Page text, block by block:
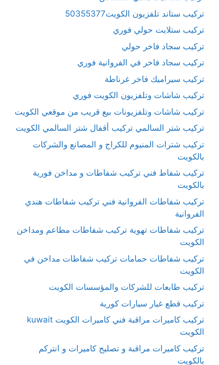
تركيب ستاند تلفزيون الكويت50355377
تركيب ستلايت حولي فوري
تركيب سجاد فاخر حولي
تركيب سجاد فاخر في الفروانية فوري
تركيب سيراميك فاخر غرناطة
تركيب شاشات وتلفزيون الكويت فوري
تركيب شاشات وتلفزيونات بيع قريب من موقعي الكويت
تركيب شتر السالمي تركيب أقفال شتر السالمي الكويت
تركيب شترات المنيوم للكراج و المصانع والشركات
بالكويت
تركيب شفاط فني تركيب شفاطات و مداخن فورية
بالكويت
تركيب شفاطات الفروانية فني تركيب شفاطات هندي
الفروانية
تركيب شفاطات تهوية تركيب شفاطات مطاعم ومداخن
الكويت
تركيب شفاطات حمامات تركيب شفاطات مداخن في
الكويت
تركيب طابعات للشركات والمؤسسات الكويت
تركيب قطع غيار سيارات كورية
تركيب كاميرات مراقبة فني كاميرات الكويت kuwait
الكويت
تركيب كاميرات مراقبة و تصليح كاميرات و انتركم
بالكويت